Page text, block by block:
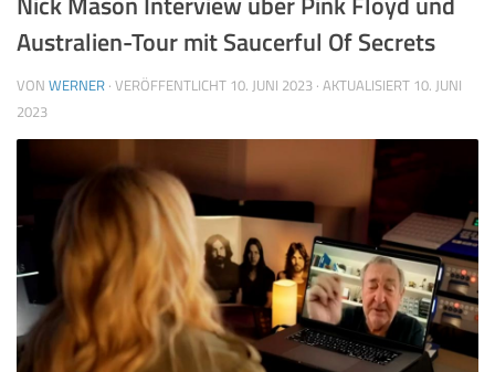
Australien-Tour mit Saucerful Of Secrets
VON WERNER · VERÖFFENTLICHT 10. JUNI 2023 · AKTUALISIERT 10. JUNI
2023